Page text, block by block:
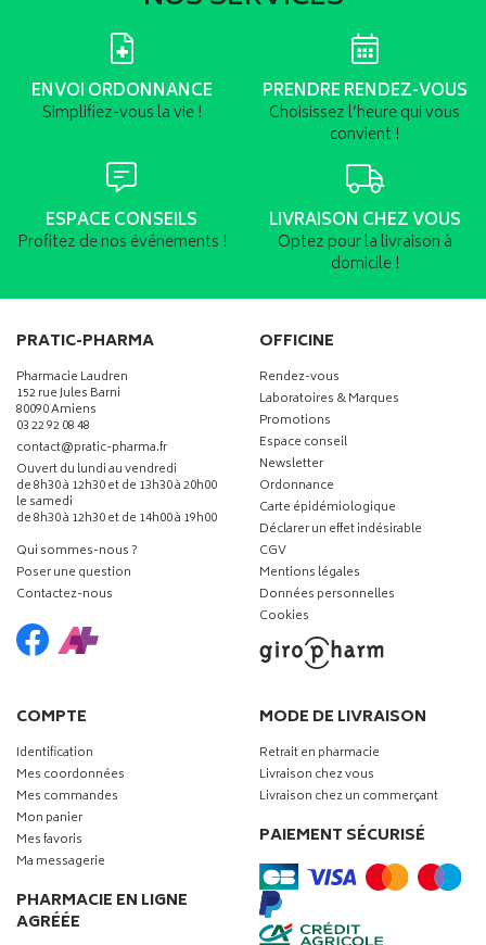
ENVOI ORDONNANCE
Simplifiez-vous la vie !
PRENDRE RENDEZ-VOUS
Choisissez l’heure qui vous
convient !
ESPACE CONSEILS
Profitez de nos événements !
LIVRAISON CHEZ VOUS
Optez pour la livraison à
domicile !
PRATIC-PHARMA
Pharmacie Laudren
152 rue Jules Barni
80090 Amiens
03 22 92 08 48
contact-
@-
pratic-pharma.fr
Ouvert du lundi au vendredi
de 8h30 à 12h30 et de 13h30 à 20h00
le samedi
de 8h30 à 12h30 et de 14h00 à 19h00
Qui sommes-nous ?
Poser une question
Contactez-nous
OFFICINE
Rendez-vous
Laboratoires & Marques
Promotions
Espace conseil
Newsletter
Ordonnance
Carte épidémiologique
Déclarer un effet indésirable
CGV
Mentions légales
Données personnelles
Cookies
COMPTE
Identification
Mes coordonnées
Mes commandes
Mon panier
Mes favoris
Ma messagerie
PHARMACIE EN LIGNE
AGRÉÉE
MODE DE LIVRAISON
Retrait en pharmacie
Livraison chez vous
Livraison chez un commerçant
PAIEMENT SÉCURISÉ